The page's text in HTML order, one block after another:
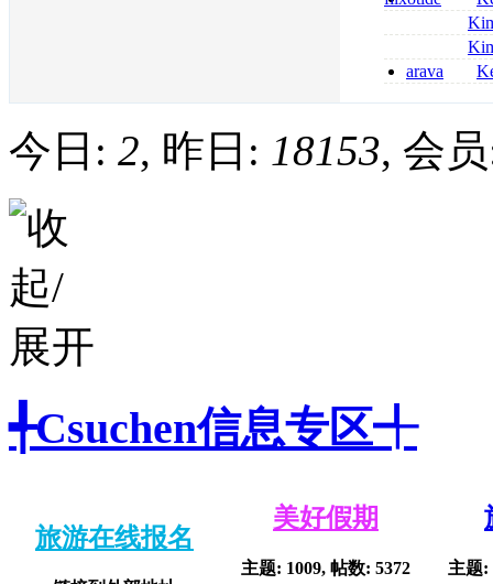
junior kaufen
métronidazole
2026
coumadin
arava
今日: 2, 昨日: 18153, 会
╃Csuchen信息专区╃
旅游在线报名
美好假期
主题: 1009, 帖数: 5372 主题: